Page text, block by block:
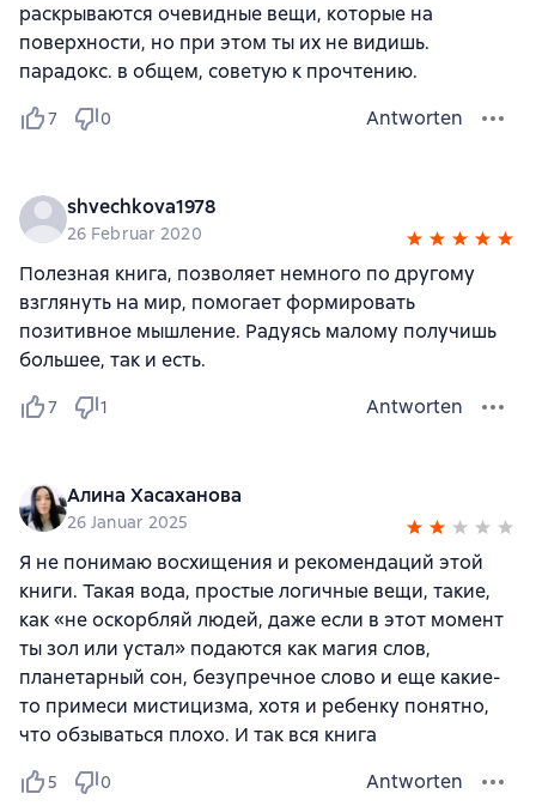
раскрываются очевидные вещи, которые на
поверхности, но при этом ты их не видишь.
парадокс. в общем, советую к прочтению.
7 0 Antworten
shvechkova1978
26 Februar 2020
Полезная книга, позволяет немного по другому
взглянуть на мир, помогает формировать
позитивное мышление. Радуясь малому получишь
большее, так и есть.
7 1 Antworten
Алина Хасаханова
26 Januar 2025
Я не понимаю восхищения и рекомендаций этой
книги. Такая вода, простые логичные вещи, такие,
как «не оскорбляй людей, даже если в этот момент
ты зол или устал» подаются как магия слов,
планетарный сон, безупречное слово и еще какие-
то примеси мистицизма, хотя и ребенку понятно,
что обзываться плохо. И так вся книга
5 0 Antworten